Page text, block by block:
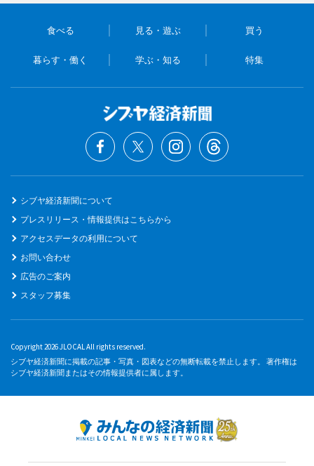
食べる 見る・遊ぶ 買う
暮らす・働く 学ぶ・知る 特集
シブヤ経済新聞について
プレスリリース・情報提供はこちらから
アクセスデータの利用について
お問い合わせ
広告のご案内
スタッフ募集
Copyright 2026 JLOCAL All rights reserved.
シブヤ経済新聞に掲載の記事・写真・図表などの無断転載を禁止します。 著作権は
シブヤ経済新聞またはその情報提供者に属します。